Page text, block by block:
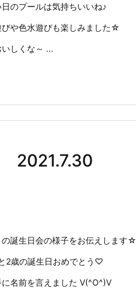
のプールは気持ちいいね♪
びや色水遊びも楽しみました☆
いしくな～ ...
2021.7.30
の誕生日会の様子をお伝えします☆
2歳の誕生日おめでとう♡
に名前を言えました V(^O^)V